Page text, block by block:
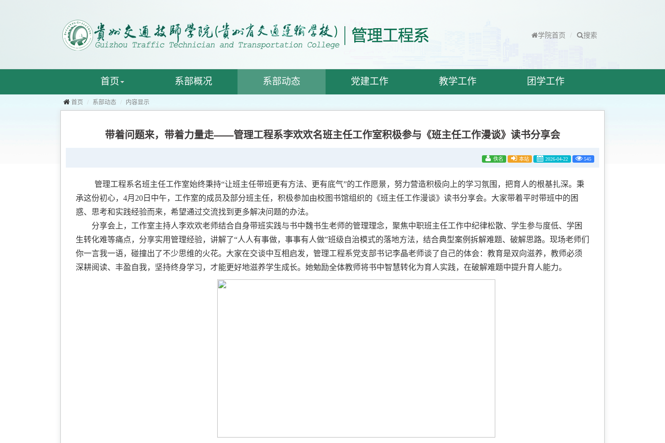
学院首页 搜索
首页 系部概况 系部动态 党建工作 教学工作 团学工作
首页 系部动态 内容显示
带着问题来，带着力量走——管理工程系李欢欢名班主任工作室积极参与《班主任工作漫谈》读书分享会
佚名 本站 2026-04-22 545
管理工程系名班主任工作室始终秉持“让班主任带班更有方法、更有底气”的工作愿景，努力营造积极向上的学习氛围，把育人的根基扎深。秉
承这份初心，4月20日中午，工作室的成员及部分班主任，积极参加由校图书馆组织的《班主任工作漫谈》读书分享会。大家带着平时带班中的困
惑、思考和实践经验而来，希望通过交流找到更多解决问题的办法。
分享会上，工作室主持人李欢欢老师结合自身带班实践与书中魏书生老师的管理理念，聚焦中职班主任工作中纪律松散、学生参与度低、学困
生转化难等痛点，分享实用管理经验，讲解了“人人有事做，事事有人做”班级自治模式的落地方法，结合典型案例拆解难题、破解思路。现场老师们
你一言我一语，碰撞出了不少思维的火花。大家在交谈中互相启发，管理工程系党支部书记李晶老师谈了自己的体会：教育是双向滋养，教师必须
深耕阅读、丰盈自我，坚持终身学习，才能更好地滋养学生成长。她勉励全体教师将书中智慧转化为育人实践，在破解难题中提升育人能力。